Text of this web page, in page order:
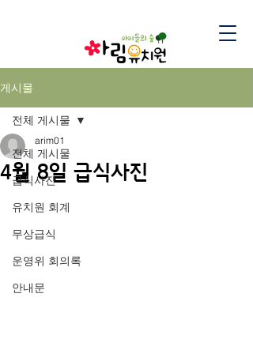
게시물
전체 게시물
급식사진
유치원 회계
무상급식
운영위 회의록
안내문
전체 게시물
4월 8일 급식사진
arim01